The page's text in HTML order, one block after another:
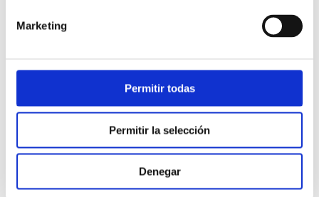
Marketing
Permitir todas
Permitir la selección
Denegar
La necesidad de ser flexibles a los
UCaaS por parte de las empresas. Durante
el último año hemos visto un avance
significativo en la evolución de estas
soluciones y han demostrado estar a la
altura de lo que se demandaba de ellas,